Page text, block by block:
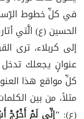
في كلِّ خطوط
الحسين (ع) الَّتي
إلى كربلاء، ترى
عنوانٍ يجعلك
كلِّ مواقع هذا
مثلاً، من بين
(ع): "إِنِّي لَمْ أَخْرُجْ